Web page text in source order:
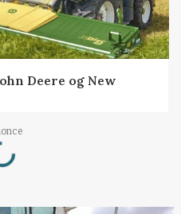
Deere og New